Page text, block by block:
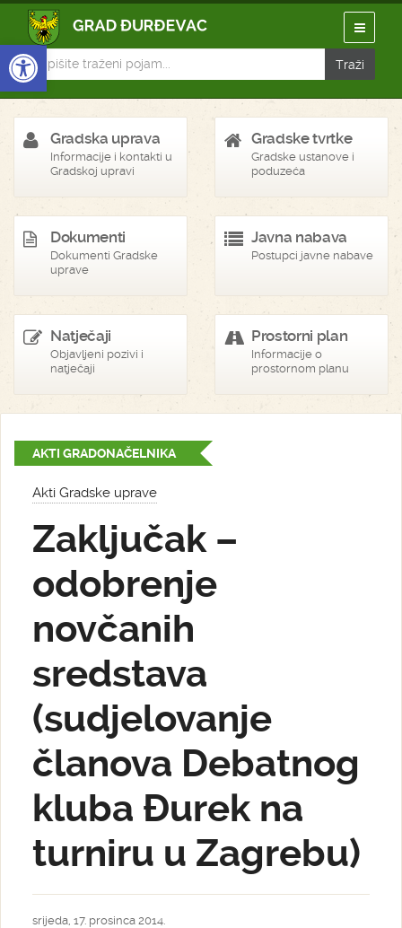
Open toolbar
Gradska uprava
Informacije i kontakti u
Gradskoj upravi
Gradske tvrtke
Gradske ustanove i
poduzeća
Dokumenti
Dokumenti Gradske
uprave
Javna nabava
Postupci javne nabave
Natječaji
Objavljeni pozivi i
natječaji
Prostorni plan
Informacije o
prostornom planu
AKTI GRADONAČELNIKA
Akti Gradske uprave
Zaključak –
odobrenje
novčanih
sredstava
(sudjelovanje
članova Debatnog
kluba Đurek na
turniru u Zagrebu)
srijeda, 17. prosinca 2014.